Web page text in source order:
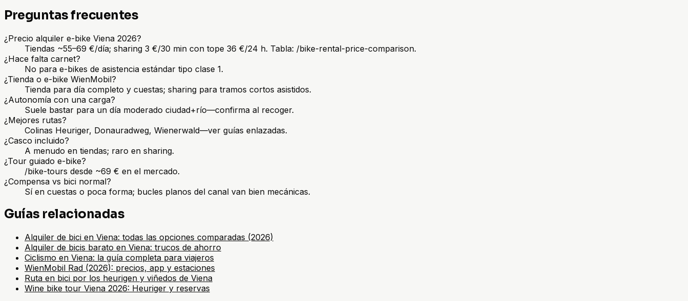
Preguntas frecuentes
¿Precio alquiler e-bike Viena 2026?
Tiendas ~55–69 €/día; sharing 3 €/30 min con tope 36 €/24 h. Tabla: /bike-rental-price-comparison.
¿Hace falta carnet?
No para e-bikes de asistencia estándar tipo clase 1.
¿Tienda o e-bike WienMobil?
Tienda para día completo y cuestas; sharing para tramos cortos asistidos.
¿Autonomía con una carga?
Suele bastar para un día moderado ciudad+río—confirma al recoger.
¿Mejores rutas?
Colinas Heuriger, Donauradweg, Wienerwald—ver guías enlazadas.
¿Casco incluido?
A menudo en tiendas; raro en sharing.
¿Tour guiado e-bike?
/bike-tours desde ~69 € en el mercado.
¿Compensa vs bici normal?
Sí en cuestas o poca forma; bucles planos del canal van bien mecánicas.
Guías relacionadas
Alquiler de bici en Viena: todas las opciones comparadas (2026)
Alquiler de bicis barato en Viena: trucos de ahorro
Ciclismo en Viena: la guía completa para viajeros
WienMobil Rad (2026): precios, app y estaciones
Ruta en bici por los heurigen y viñedos de Viena
Wine bike tour Viena 2026: Heuriger y reservas